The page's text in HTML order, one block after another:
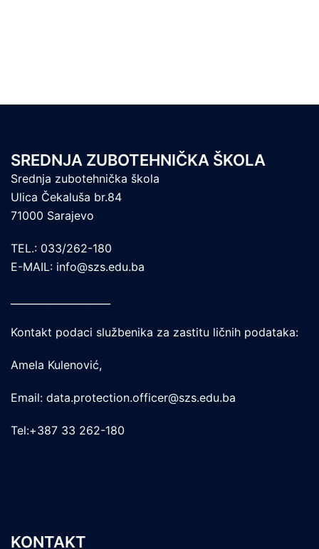
SREDNJA ZUBOTEHNIČKA ŠKOLA
Srednja zubotehnička škola
Ulica Čekaluša br.84
71000 Sarajevo
TEL.: 033/262-180
E-MAIL: info@szs.edu.ba
Kontakt podaci službenika za zastitu ličnih podataka:
Amela Kulenović,
Email: data.protection.officer@szs.edu.ba
Tel:+387 33 262-180
KONTAKT